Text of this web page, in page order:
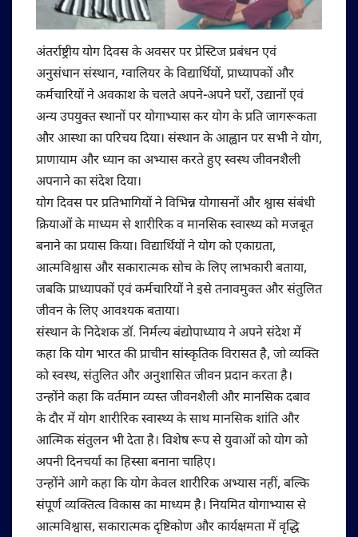
अंतर्राष्ट्रीय योग दिवस के अवसर पर प्रेस्टिज प्रबंधन एवं
अनुसंधान संस्थान, ग्वालियर के विद्यार्थियों, प्राध्यापकों और
कर्मचारियों ने अवकाश के चलते अपने-अपने घरों, उद्यानों एवं
अन्य उपयुक्त स्थानों पर योगाभ्यास कर योग के प्रति जागरूकता
और आस्था का परिचय दिया। संस्थान के आह्वान पर सभी ने योग,
प्राणायाम और ध्यान का अभ्यास करते हुए स्वस्थ जीवनशैली
अपनाने का संदेश दिया।
योग दिवस पर प्रतिभागियों ने विभिन्न योगासनों और श्वास संबंधी
क्रियाओं के माध्यम से शारीरिक व मानसिक स्वास्थ्य को मजबूत
बनाने का प्रयास किया। विद्यार्थियों ने योग को एकाग्रता,
आत्मविश्वास और सकारात्मक सोच के लिए लाभकारी बताया,
जबकि प्राध्यापकों एवं कर्मचारियों ने इसे तनावमुक्त और संतुलित
जीवन के लिए आवश्यक बताया।
संस्थान के निदेशक डॉ. निर्मल्य बंद्योपाध्याय ने अपने संदेश में
कहा कि योग भारत की प्राचीन सांस्कृतिक विरासत है, जो व्यक्ति
को स्वस्थ, संतुलित और अनुशासित जीवन प्रदान करता है।
उन्होंने कहा कि वर्तमान व्यस्त जीवनशैली और मानसिक दबाव
के दौर में योग शारीरिक स्वास्थ्य के साथ मानसिक शांति और
आत्मिक संतुलन भी देता है। विशेष रूप से युवाओं को योग को
अपनी दिनचर्या का हिस्सा बनाना चाहिए।
उन्होंने आगे कहा कि योग केवल शारीरिक अभ्यास नहीं, बल्कि
संपूर्ण व्यक्तित्व विकास का माध्यम है। नियमित योगाभ्यास से
आत्मविश्वास, सकारात्मक दृष्टिकोण और कार्यक्षमता में वृद्धि